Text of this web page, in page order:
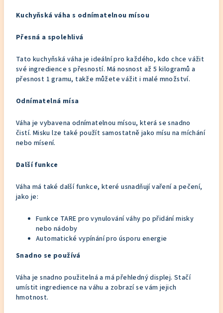
Kuchyňská váha s odnímatelnou mísou
Přesná a spolehlivá
Tato kuchyňská váha je ideální pro každého, kdo chce vážit
své ingredience s přesností. Má nosnost až 5 kilogramů a
přesnost 1 gramu, takže můžete vážit i malé množství.
Odnímatelná mísa
Váha je vybavena odnímatelnou mísou, která se snadno
čistí. Misku lze také použít samostatně jako mísu na míchání
nebo mísení.
Další funkce
Váha má také další funkce, které usnadňují vaření a pečení,
jako je:
Funkce TARE pro vynulování váhy po přidání misky
nebo nádoby
Automatické vypínání pro úsporu energie
Snadno se používá
Váha je snadno použitelná a má přehledný displej. Stačí
umístit ingredience na váhu a zobrazí se vám jejich
hmotnost.